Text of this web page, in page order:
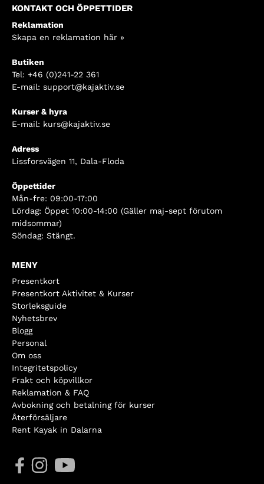
KONTAKT OCH ÖPPETTIDER
Reklamation
Skapa en reklamation här »
Butiken
Tel: +46 (0)241-22 361
E-mail: support@kajaktiv.se
Kurser & hyra
E-mail: kurs@kajaktiv.se
Adress
Lissforsvägen 11, Dala-Floda
Öppettider
Mån-fre: 09:00-17:00
Lördag: Öppet 10:00-14:00 (Gäller maj-sept förutom
midsommar)
Söndag: Stängt.
MENY
Presentkort
Presentkort Aktivitet & Kurser
Storleksguide
Nyhetsbrev
Blogg
Personal
Om oss
Integritetspolicy
Frakt och köpvillkor
Reklamation & FAQ
Avbokning och betalning för kurser
Återförsäljare
Rent Kayak in Dalarna